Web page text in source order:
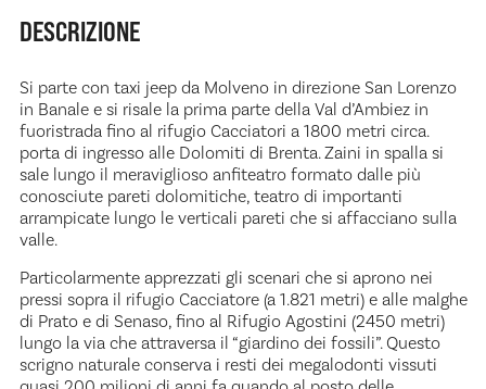
DESCRIZIONE
Si parte con taxi jeep da Molveno in direzione San Lorenzo
in Banale e si risale la prima parte della Val d’Ambiez in
fuoristrada fino al rifugio Cacciatori a 1800 metri circa.
porta di ingresso alle Dolomiti di Brenta. Zaini in spalla si
sale lungo il meraviglioso anfiteatro formato dalle più
conosciute pareti dolomitiche, teatro di importanti
arrampicate lungo le verticali pareti che si affacciano sulla
valle.
Particolarmente apprezzati gli scenari che si aprono nei
pressi sopra il rifugio Cacciatore (a 1.821 metri) e alle malghe
di Prato e di Senaso, fino al Rifugio Agostini (2450 metri)
lungo la via che attraversa il “giardino dei fossili”. Questo
scrigno naturale conserva i resti dei megalodonti vissuti